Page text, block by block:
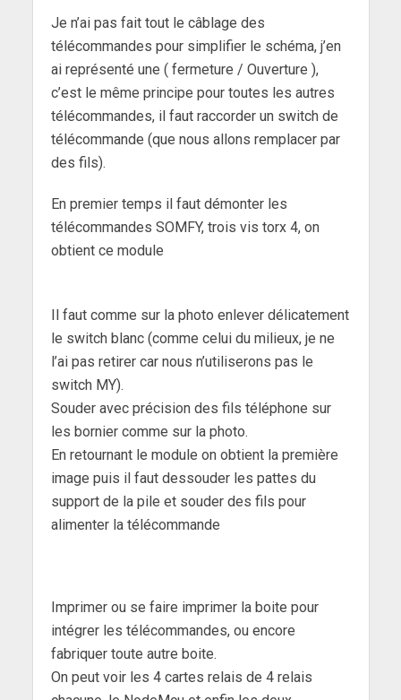
Je n’ai pas fait tout le câblage des
télécommandes pour simplifier le schéma, j’en
ai représenté une ( fermeture / Ouverture ),
c’est le même principe pour toutes les autres
télécommandes, il faut raccorder un switch de
télécommande (que nous allons remplacer par
des fils).
En premier temps il faut démonter les
télécommandes SOMFY, trois vis torx 4, on
obtient ce module
Il faut comme sur la photo enlever délicatement
le switch blanc (comme celui du milieux, je ne
l’ai pas retirer car nous n’utiliserons pas le
switch MY).
Souder avec précision des fils téléphone sur
les bornier comme sur la photo.
En retournant le module on obtient la première
image puis il faut dessouder les pattes du
support de la pile et souder des fils pour
alimenter la télécommande
Imprimer ou se faire imprimer la boite pour
intégrer les télécommandes, ou encore
fabriquer toute autre boite.
On peut voir les 4 cartes relais de 4 relais